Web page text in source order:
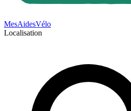
MesAidesVélo
Localisation